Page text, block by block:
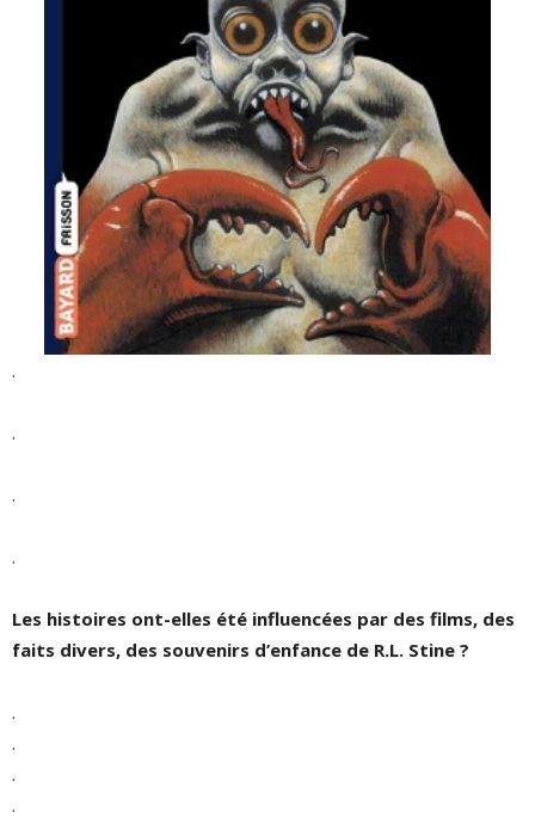
.
.
.
.
Les histoires ont-elles été influencées par des films, des
faits divers, des souvenirs d’enfance de R.L. Stine ?
.
.
.
.